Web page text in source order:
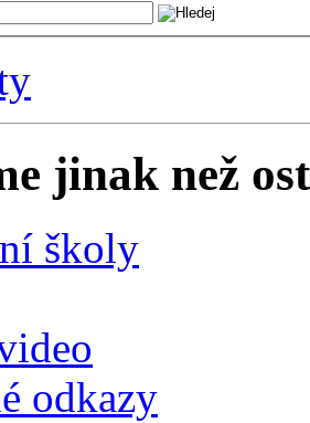
jinak než
školy
odkazy